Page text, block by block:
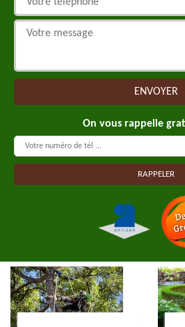
On vous rappelle